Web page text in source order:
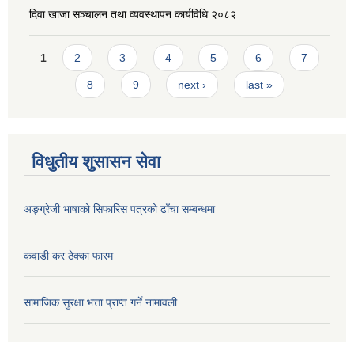
दिवा खाजा सञ्चालन तथा व्यवस्थापन कार्यविधि २०८२
Pages
1 2 3 4 5 6 7
8 9 next › last »
विधुतीय शुसासन सेवा
अङ्ग्रेजी भाषाको सिफारिस पत्रको ढाँचा सम्बन्धमा
कवाडी कर ठेक्का फारम
सामाजिक सुरक्षा भत्ता प्राप्त गर्ने नामावली